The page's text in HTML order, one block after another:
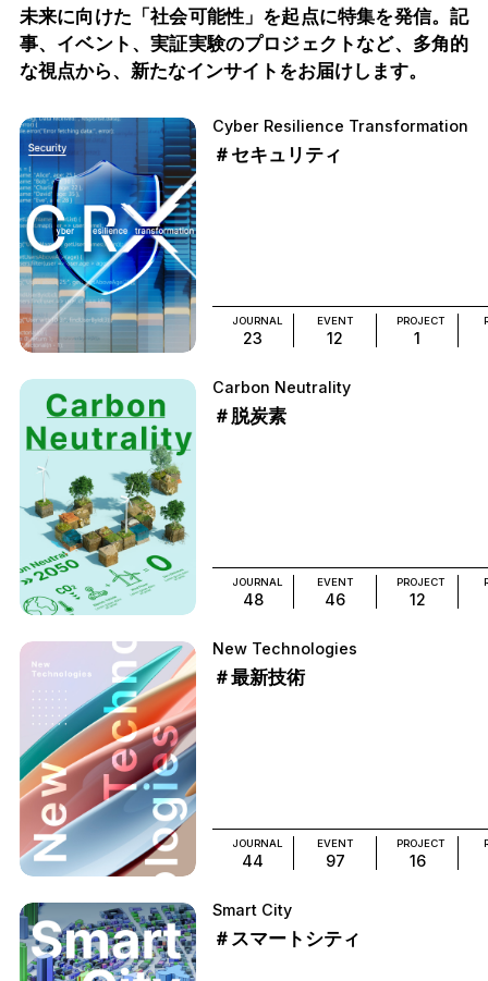
未来に向けた「社会可能性」を起点に特集を発信。記
事、イベント、実証実験のプロジェクトなど、多角的
な視点から、新たなインサイトをお届けします。
Cyber Resilience Transformation
＃セキュリティ
JOURNAL
23
EVENT
12
PROJECT
1
Carbon Neutrality
＃脱炭素
JOURNAL
48
EVENT
46
PROJECT
12
New Technologies
＃最新技術
JOURNAL
44
EVENT
97
PROJECT
16
Smart City
＃スマートシティ